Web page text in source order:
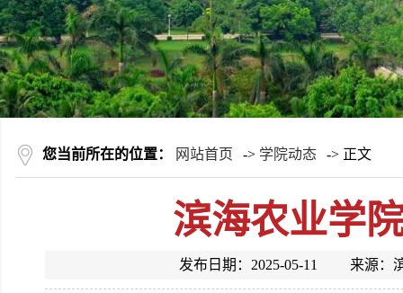
您当前所在的位置： 网站首页 -> 学院动态 -> 正文
滨海农业学
发布日期：2025-05-11 来源：